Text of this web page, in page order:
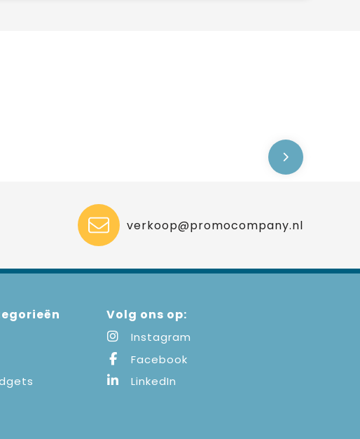
verkoop@promocompany.nl
Volg ons op:
Instagram
Facebook
LinkedIn